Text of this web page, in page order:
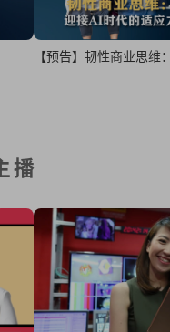
【预告】韧性商业思
播